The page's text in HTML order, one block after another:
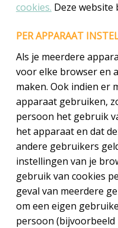
cookies. Deze website
PER APPARAAT
Als je meerdere
voor elke browser en
maken. Ook indien er
apparaat gebruiken,
persoon het gebruik
het apparaat en dat
andere gebruikers
instellingen van je
gebruik van cookies
geval van meerdere
om een eigen
persoon (bijvoorbeeld